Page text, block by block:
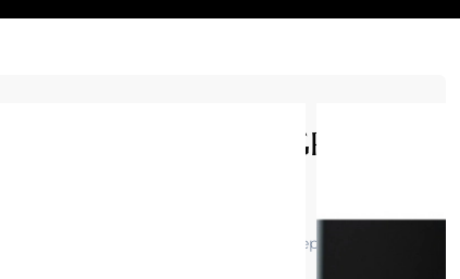
12Litri NEGRU -
de 6 + 6Litri cu termostat separat pentru